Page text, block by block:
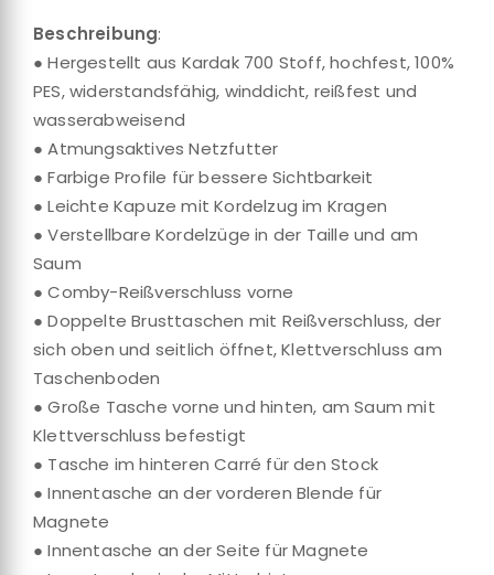
Beschreibung:
● Hergestellt aus Kardak 700 Stoff, hochfest, 100%
PES, widerstandsfähig, winddicht, reißfest und
wasserabweisend
● Atmungsaktives Netzfutter
● Farbige Profile für bessere Sichtbarkeit
● Leichte Kapuze mit Kordelzug im Kragen
● Verstellbare Kordelzüge in der Taille und am
Saum
● Comby-Reißverschluss vorne
● Doppelte Brusttaschen mit Reißverschluss, der
sich oben und seitlich öffnet, Klettverschluss am
Taschenboden
● Große Tasche vorne und hinten, am Saum mit
Klettverschluss befestigt
● Tasche im hinteren Carré für den Stock
● Innentasche an der vorderen Blende für
Magnete
● Innentasche an der Seite für Magnete